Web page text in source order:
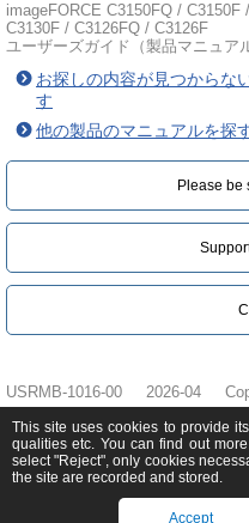
imageFORCE C3150FQ /
C3130F / C3126FQ / C3126F
ユーザーズガイド（製品マニュア
お探しの内容が見つからな
す
他の製品のマニュアルを探
Please be
USRMB-1016-00 2026-04
This site uses cookies to provide
qualities etc. You can find out
select "Reject", only cookies
the site are recorded and stored.
Accept